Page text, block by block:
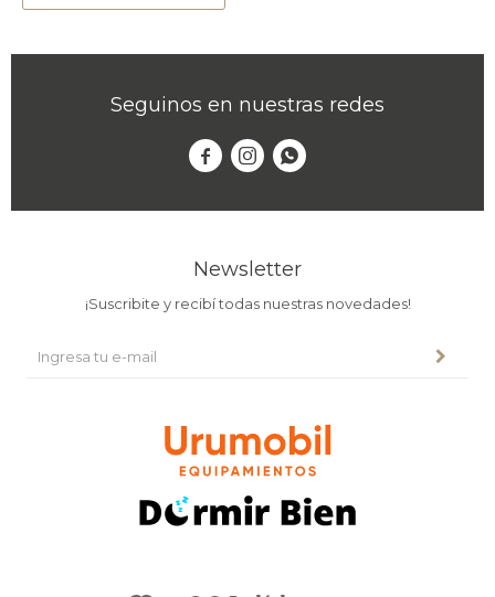
Seguinos en nuestras redes
  
Newsletter
¡Suscribite y recibí todas nuestras novedades!